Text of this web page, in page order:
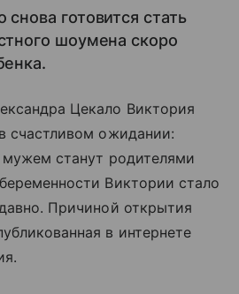
готовится стать
шоумена скоро
Цекало Виктория
счастливом ожидании:
станут родителями
Виктории стало
Причиной открытия
в интернете